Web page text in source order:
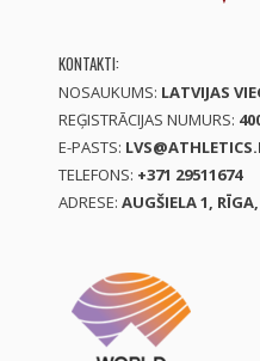
KONTAKTI:
NOSAUKUMS: LATVIJAS
REĢISTRĀCIJAS NUMURS:
E-PASTS:
TELEFONS: +371 29511674
ADRESE: AUGŠIELA 1,